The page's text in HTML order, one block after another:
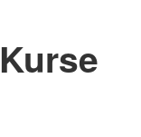
Kurse